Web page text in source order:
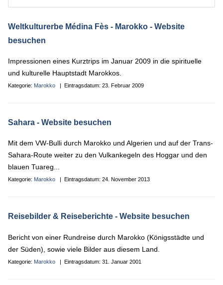
Weltkulturerbe Médina Fès - Marokko - Website
besuchen
Impressionen eines Kurztrips im Januar 2009 in die spirituelle
und kulturelle Hauptstadt Marokkos.
Kategorie: Marokko | Eintragsdatum: 23. Februar 2009
Sahara - Website besuchen
Mit dem VW-Bulli durch Marokko und Algerien und auf der Trans-
Sahara-Route weiter zu den Vulkankegeln des Hoggar und den
blauen Tuareg...
Kategorie: Marokko | Eintragsdatum: 24. November 2013
Reisebilder & Reiseberichte - Website besuchen
Bericht von einer Rundreise durch Marokko (Königsstädte und
der Süden), sowie viele Bilder aus diesem Land.
Kategorie: Marokko | Eintragsdatum: 31. Januar 2001